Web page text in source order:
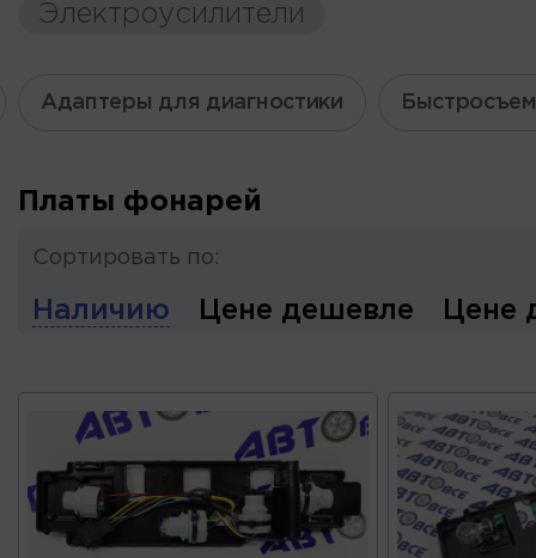
Электроусилители
Адаптеры для диагностики
Платы фонарей
Сортировать по:
Наличию Цене дешевле Цене